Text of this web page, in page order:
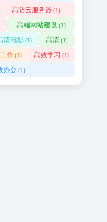
高防云服务器 (1)
高端网站建设(1)
清电影(1) 高清 (1)
作(1) 高效学习 (1)
办公(1)